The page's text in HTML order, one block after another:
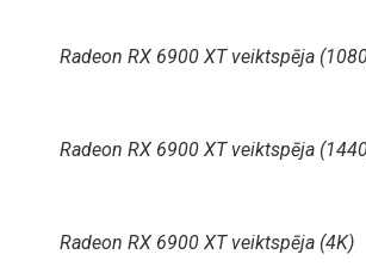
Radeon RX 6900 XT veiktspēja
Radeon RX 6900 XT veiktspēja
Radeon RX 6900 XT veiktspēja (4K)